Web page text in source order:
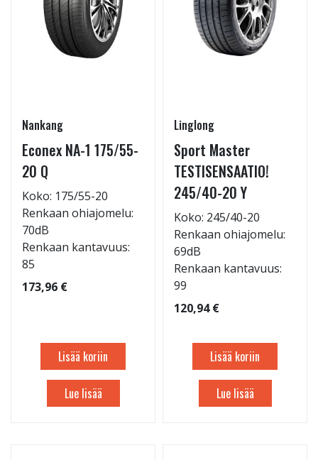
Nankang
Econex NA-1 175/55-
20 Q
Koko: 175/55-20
Renkaan ohiajomelu:
70dB
Renkaan kantavuus:
85
173,96 €
Lisää koriin
Lue lisää
Linglong
Sport Master
TESTISENSAATIO!
245/40-20 Y
Koko: 245/40-20
Renkaan ohiajomelu:
69dB
Renkaan kantavuus:
99
120,94 €
Lisää koriin
Lue lisää